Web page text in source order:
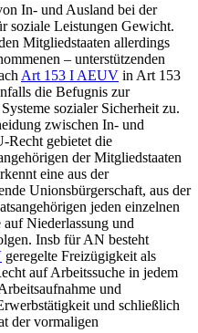
In- und Ausland bei der
soziale Leistungen Gewicht.
Mitgliedstaaten allerdings
– unterstützenden
Art 153 I AEUV in Art 153
die Befugnis zur
sozialer Sicherheit zu.
zwischen In- und
Recht gebietet die
der Mitgliedstaaten
eine aus der
Unionsbürgerschaft, aus der
jeden einzelnen
Niederlassung und
Insb für AN besteht
geregelte Freizügigkeit als
auf Arbeitssuche in jedem
und
und schließlich
der vormaligen